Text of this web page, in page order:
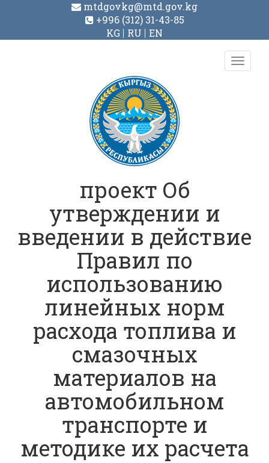
mtdgovkg@mtd.gov.kg
+996 (312) 31-43-85
KG
RU EN
Toggle
проект Об
утверждении и
введении в действие
Правил по
использованию
линейных норм
расхода топлива и
смазочных
материалов на
автомобильном
транспорте и
методике их расчета